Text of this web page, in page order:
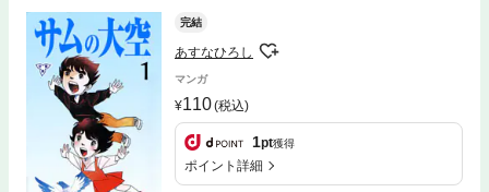
完結
あすなひろし
マンガ
110(税込)
1pt獲得
ポイント詳細